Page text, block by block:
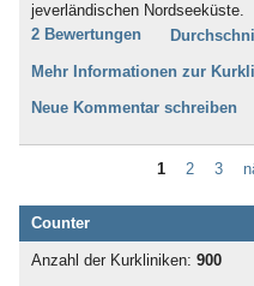
jeverländischen Nordseeküste.
2 Bewertungen
Mehr Informationen zur
Neue Kommentar schreiben
1 2 3
Counter
Anzahl der Kurkliniken: 900